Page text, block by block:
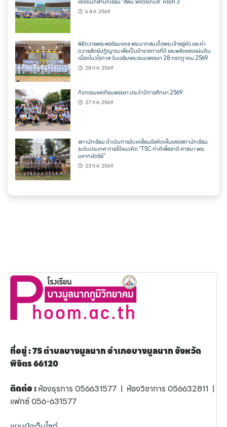
6 ส.ค. 2569
พิธีถวายพระพรชัยมงคล พระบาทสมเด็จพระเจ้าอยู่หัว และคำ
ถวายสัตย์ปฏิญาณ เพื่อเป็นข้าราชการที่ดี และพลังของแผ่นดิน
เนื่องในวโรกาส วันเฉลิมพระชนมพรรษา 28 กรกฎาคม 2569
28 ก.ค. 2569
กิจกรรมแห่เทียนพรรษา ประจำปีการศึกษา 2569
27 ก.ค. 2569
สภานักเรียน ดำเนินการขับเคลื่อนข้อคิดเห็นของสภานักเรียน
ระดับประเทศ ภายใต้แนวคิด “TSC ทำดีเพื่อชาติ ศาสนา พระ
มหากษัตริย์”
23 ก.ค. 2569
ที่อยู่ : 75 ตำบลบางมูลนาก อำเภอบางมูลนาก จังหวัด
พิจิตร 66120
ติดต่อ :ห้องธุรการ 056631577 | ห้องวิชาการ 056632811 |
แฟกซ์ 056-631577